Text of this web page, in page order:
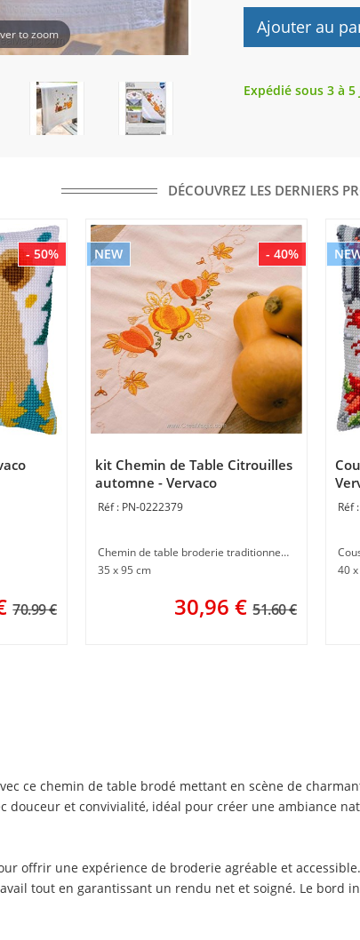
to zoom Ajouter au
Expédié sous 3 à 5
DÉCOUVREZ LES DERNIERS
- 50%
70.99 €
- 40%
NEW
kit Chemin de Table Citrouilles
automne - Vervaco
PN-0222379
Chemin de table broderie traditionnelle
35 x 95 cm
30,96 € 51.60 €
40
ce chemin de table brodé mettant en scène de
douceur et convivialité, idéal pour créer une ambiance
offrir une expérience de broderie agréable et
tout en garantissant un rendu net et soigné. Le